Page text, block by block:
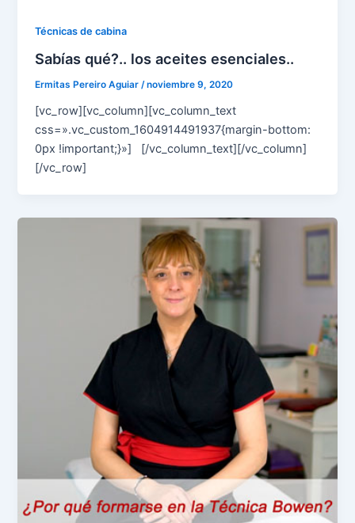
Técnicas de cabina
Sabías qué?.. los aceites esenciales..
Ermitas Pereiro Aguiar/noviembre 9, 2020
[vc_row][vc_column][vc_column_text
css=».vc_custom_1604914491937{margin-bottom:
0px !important;}»] [/vc_column_text][/vc_column]
[/vc_row]